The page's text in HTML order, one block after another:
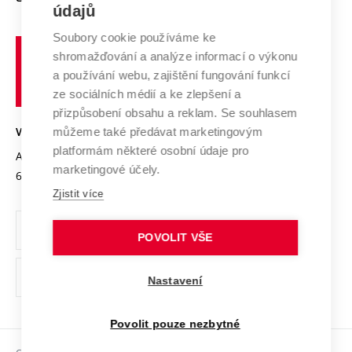
E-přihláška
Systém zajišťování kvality výzkumu
Výzkumné infrastruktury
Transfer znalostí
Open Science
Projekty
Projekty ze strukturálních fondů
Specifický výzkum
Zahraniční spolupráce
Spolupráce se školami
Služby univerzity
Mezinárodní dohody
Univerzitní sítě
Profil univerzity
Udržitelná univerzita
Podnikavá univerzita / ContriBUTe
Bezpečná univerzita
Vyznamenání
Organizační struktura
Ochrana osobních údajů
odkaz)
učení
technické
VYSOKÉ UČENÍ TECHNICKÉ V BRNĚ
Antonínská 548/1
602 00 Brno
www.vut.cz
vut@vutbr.cz
údajů
Soubory cookie používáme ke
shromažďování a analýze informací o výkonu
a používání webu, zajištění fungování funkcí
ze sociálních médií a ke zlepšení a
přizpůsobení obsahu a reklam. Se souhlasem
můžeme také předávat marketingovým
platformám některé osobní údaje pro
marketingové účely.
Zjistit více
POVOLIT VŠE
Nastavení
Povolit pouze nezbytné